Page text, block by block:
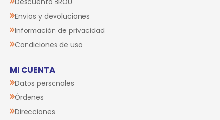
Envíos y devoluciones
Información de privacidad
Condiciones de uso
MI CUENTA
Datos personales
Órdenes
Direcciones